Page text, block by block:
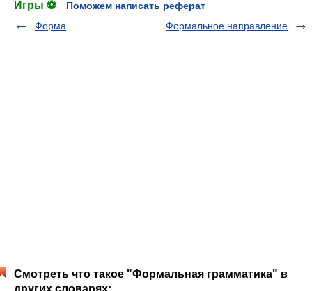
Игры ⚽
Поможем написать реферат
Форма
Формальное направление
Смотреть что такое "Формальная грамматика" в
других словарях: